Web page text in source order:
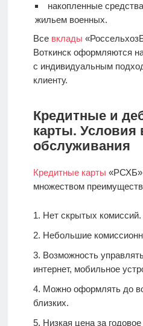
накопленные
жильем военных.
Все вклады
Воткинск оформляются
с индивидуальным
клиенту.
Кредитные и
карты. Условия
обслуживания
Кредитные карты «РСХБ»
множеством
Нет скрытых комиссий.
Небольшие
Возможность
интернет, мобильное
Можно оформлять до
близких.
Низкая цена за